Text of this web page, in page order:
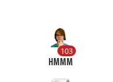
103
HMMM